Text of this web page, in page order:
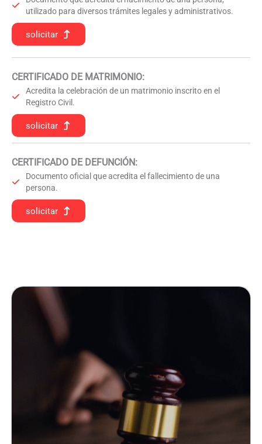
utilizado para diversos trámites legales y administrativos.
solicitar
CERTIFICADO DE MATRIMONIO:
Acredita la celebración de un matrimonio inscrito en el
Registro Civil.
solicitar
CERTIFICADO DE DEFUNCIÓN:
Documento oficial que acredita el fallecimiento de una
persona.
solicitar